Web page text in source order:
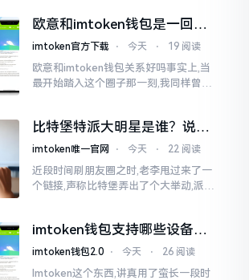
存钱罐与菜市场那般
欧意和imtoken钱包是一回事
吗？搞清楚了再装钱包
imtoken官方下载 ⋅ 今天 ⋅ 19 阅读
欧意和imtoken钱包关系好吗事实上,当
最开始踏入这个圈子那一刻,我同样曾因
推移才逐渐明晰
比特堡特派大明星是谁？说实
话，我真没搞明白
imtoken唯一官网 ⋅ 今天 ⋅ 22 阅读
近段时间刷朋友圈之时,老李甩过来了一
个链接,声称比特堡弄出了个大举动,派遣
磅”、“首发”、“独家”
imtoken钱包支持哪些设备？
手机电脑都能用
imtoken钱包2.0 ⋅ 今天 ⋅ 26 阅读
Imtoken这个东西,讲真用了蛮长一段时